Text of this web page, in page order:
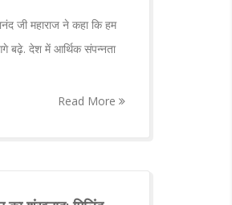
जी महाराज ने कहा कि हम
आगे बढ़े. देश में आर्थिक संपन्नता
Read More